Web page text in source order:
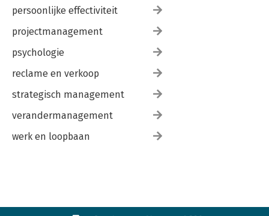
persoonlijke effectiviteit
projectmanagement
psychologie
reclame en verkoop
strategisch management
verandermanagement
werk en loopbaan